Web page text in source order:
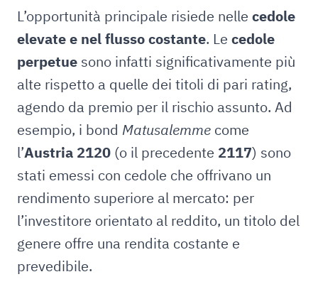
L’opportunità principale risiede nelle cedole
elevate e nel flusso costante. Le cedole
perpetue sono infatti significativamente più
alte rispetto a quelle dei titoli di pari rating,
agendo da premio per il rischio assunto. Ad
esempio, i bond Matusalemme come
l’Austria 2120 (o il precedente 2117) sono
stati emessi con cedole che offrivano un
rendimento superiore al mercato: per
l’investitore orientato al reddito, un titolo del
genere offre una rendita costante e
prevedibile.